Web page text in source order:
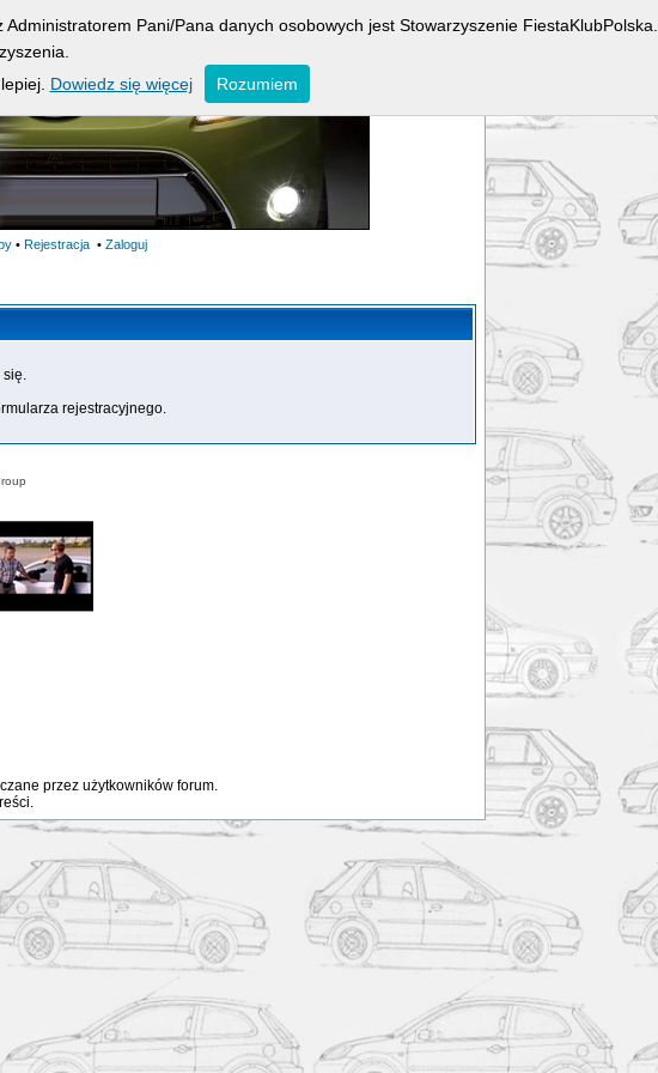
• Rejestracja • Zaloguj
się.
rejestracyjnego.
przez użytkowników forum.
Pani/Pana danych osobowych jest Stowarzyszenie FiestaKlubPolska.
Dowiedz się więcej Rozumiem